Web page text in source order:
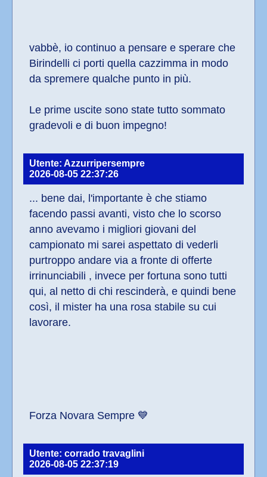
vabbè, io continuo a pensare e sperare che
Birindelli ci porti quella cazzimma in modo
da spremere qualche punto in più.
Le prime uscite sono state tutto sommato
gradevoli e di buon impegno!
Utente: Azzurripersempre
2026-08-05 22:37:26
... bene dai, l'importante è che stiamo
facendo passi avanti, visto che lo scorso
anno avevamo i migliori giovani del
campionato mi sarei aspettato di vederli
purtroppo andare via a fronte di offerte
irrinunciabili , invece per fortuna sono tutti
qui, al netto di chi rescinderà, e quindi bene
così, il mister ha una rosa stabile su cui
lavorare.
Forza Novara Sempre 💙
Utente: corrado travaglini
2026-08-05 22:37:19